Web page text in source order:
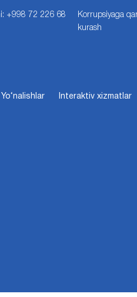
+998 72 226 68
Korrupsiyaga
kurash
Yo‘nalishlar Interaktiv xizmatlar